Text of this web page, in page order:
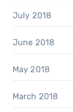
July 2018
June 2018
May 2018
March 2018